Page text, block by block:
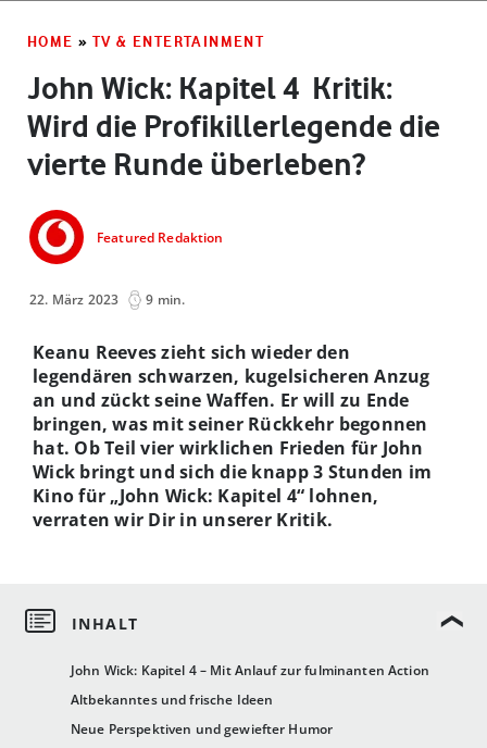
HOME » TV & ENTERTAINMENT
John Wick: Kapitel 4 ­ Kritik:
Wird die Profikillerlegende die
vierte Runde überleben?
Featured Redaktion
22. März 2023 9 min.
John Wick: Kapitel 4 – Mit Anlauf zur fulminanten Action
Altbekanntes und frische Ideen
Neue Perspektiven und gewiefter Humor
Keanu Reeves zieht sich wieder den
legendären schwarzen, kugelsicheren Anzug
an und zückt seine Waffen. Er will zu Ende
bringen, was mit seiner Rückkehr begonnen
hat. Ob Teil vier wirklichen Frieden für John
Wick bringt und sich die knapp 3 Stunden im
Kino für „John Wick: Kapitel 4“ lohnen,
verraten wir Dir in unserer Kritik.